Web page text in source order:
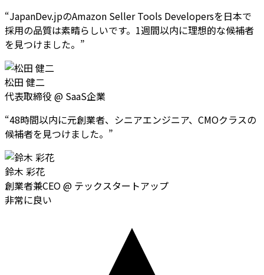
“JapanDev.jpのAmazon Seller Tools Developersを日本で
採用の品質は素晴らしいです。1週間以内に理想的な候補者
を見つけました。 ”
松田 健二
代表取締役 @ SaaS企業
“48時間以内に元創業者、シニアエンジニア、CMOクラスの
候補者を見つけました。 ”
鈴木 彩花
創業者兼CEO@ テックスタートアップ
非常に良い